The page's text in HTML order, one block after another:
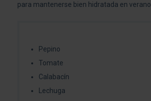
para mantenerse bien hidratada en verano.
Pepino
Tomate
Calabacín
Lechuga